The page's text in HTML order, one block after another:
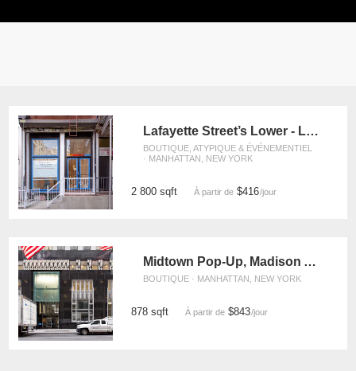
Lafayette Street’s Lower - Level Showroom
BOUTIQUE, ATYPIQUE & ÉVÉNEMENTIEL
· MANHATTAN, NEW YORK
2 800 sqft À partir de$416/jour
Midtown Pop-Up, Madison Ave
BOUTIQUE · MANHATTAN, NEW YORK
878 sqft À partir de$843/jour